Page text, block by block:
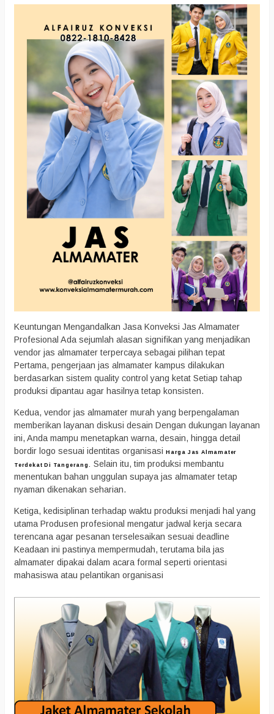
Keuntungan Mengandalkan Jasa Konveksi Jas Almamater
Profesional Ada sejumlah alasan signifikan yang menjadikan
vendor jas almamater terpercaya sebagai pilihan tepat
Pertama, pengerjaan jas almamater kampus dilakukan
berdasarkan sistem quality control yang ketat Setiap tahap
produksi dipantau agar hasilnya tetap konsisten.
Kedua, vendor jas almamater murah yang berpengalaman
memberikan layanan diskusi desain Dengan dukungan layanan
ini, Anda mampu menetapkan warna, desain, hingga detail
bordir logo sesuai identitas organisasi Harga Jas Almamater
Terdekat Di Tangerang.
Selain itu, tim produksi membantu
menentukan bahan unggulan supaya jas almamater tetap
nyaman dikenakan seharian.
Ketiga, kedisiplinan terhadap waktu produksi menjadi hal yang
utama Produsen profesional mengatur jadwal kerja secara
terencana agar pesanan terselesaikan sesuai deadline
Keadaan ini pastinya mempermudah, terutama bila jas
almamater dipakai dalam acara formal seperti orientasi
mahasiswa atau pelantikan organisasi